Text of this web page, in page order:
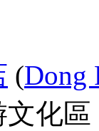
(Dong
化